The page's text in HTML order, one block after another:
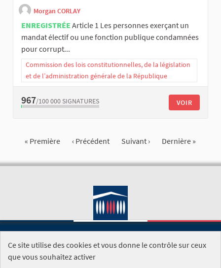
Morgan CORLAY
ENREGISTRÉE Article 1 Les personnes exerçant un
mandat électif ou une fonction publique condamnées
pour corrupt...
Commission des lois constitutionnelles, de la législation
et de l’administration générale de la République
967/100 000 SIGNATURES VOIR
« Première ‹ Précédent Suivant › Dernière »
SITE DE L'ASSEMBLÉE NATIONALE
Ce site utilise des cookies et vous donne le contrôle sur ceux
que vous souhaitez activer